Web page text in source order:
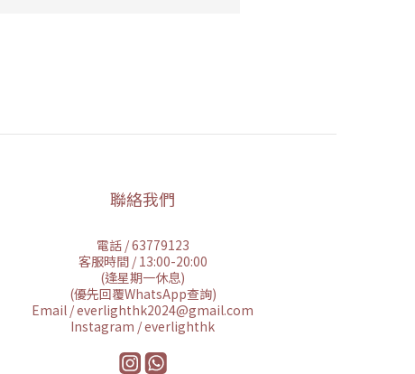
聯絡我們
電話 / 63779123
客服時間 / 13:00-20:00
(逢星期一休息)
(優先回覆WhatsApp查詢)
Email / everlighthk2024@gmail.com
Instagram / everlighthk